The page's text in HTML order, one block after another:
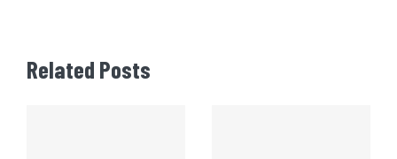
Related Posts